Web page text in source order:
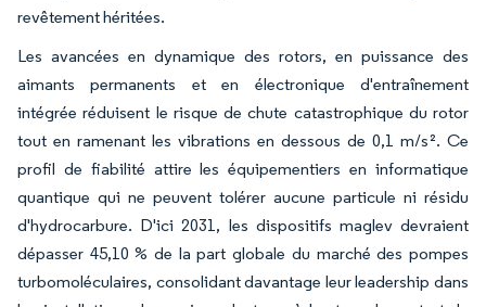
revêtement héritées.
Les avancées en dynamique des rotors, en puissance des
aimants permanents et en électronique d'entraînement
intégrée réduisent le risque de chute catastrophique du rotor
tout en ramenant les vibrations en dessous de 0,1 m/s². Ce
profil de fiabilité attire les équipementiers en informatique
quantique qui ne peuvent tolérer aucune particule ni résidu
d'hydrocarbure. D'ici 2031, les dispositifs maglev devraient
dépasser 45,10 % de la part globale du marché des pompes
turbomoléculaires, consolidant davantage leur leadership dans